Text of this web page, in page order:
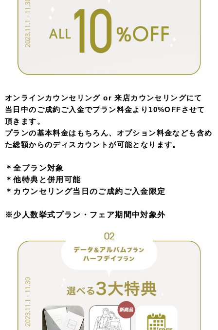
オンラインカウンセリング or 来店カウンセリングにて
当日中のご成約ご入金でプラン料金より10%OFFさせて
頂きます。
プランの基本料金はもちろん、オプション料金なども含め
た総額からのディスカウントが可能となります。
＊全プラン対象
＊他特典と併用可能
＊カウンセリング当日のご成約ご入金限定
※少人数挙式プラン・フェア期間中対象外